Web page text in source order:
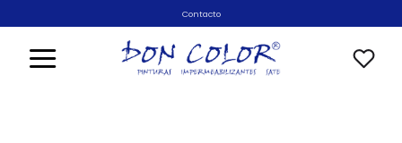
al
contenido
Contacto